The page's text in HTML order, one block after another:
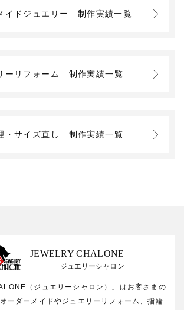
イドジュエリー 制作実績一覧
ーリフォーム 制作実績一覧
・サイズ直し 制作実績一覧
JEWELRY CHALONE
ジュエリーシャロン
（ジュエリーシャロン）」はお客さまの
ーダーメイドやジュエリーリフォーム、指輪